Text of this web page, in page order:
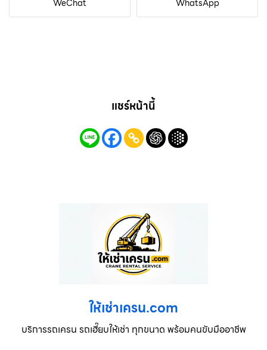
WeChat WhatsApp
แชร์หน้านี้
ให้เช่าเครน.com
บริการรถเครน รถเฮี๊ยบให้เช่า ทุกขนาด พร้อมคนขับมืออาชีพ